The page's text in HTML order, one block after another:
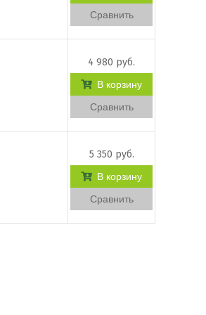
Сравнить
4 980 руб.
В корзину
Сравнить
5 350 руб.
В корзину
Сравнить